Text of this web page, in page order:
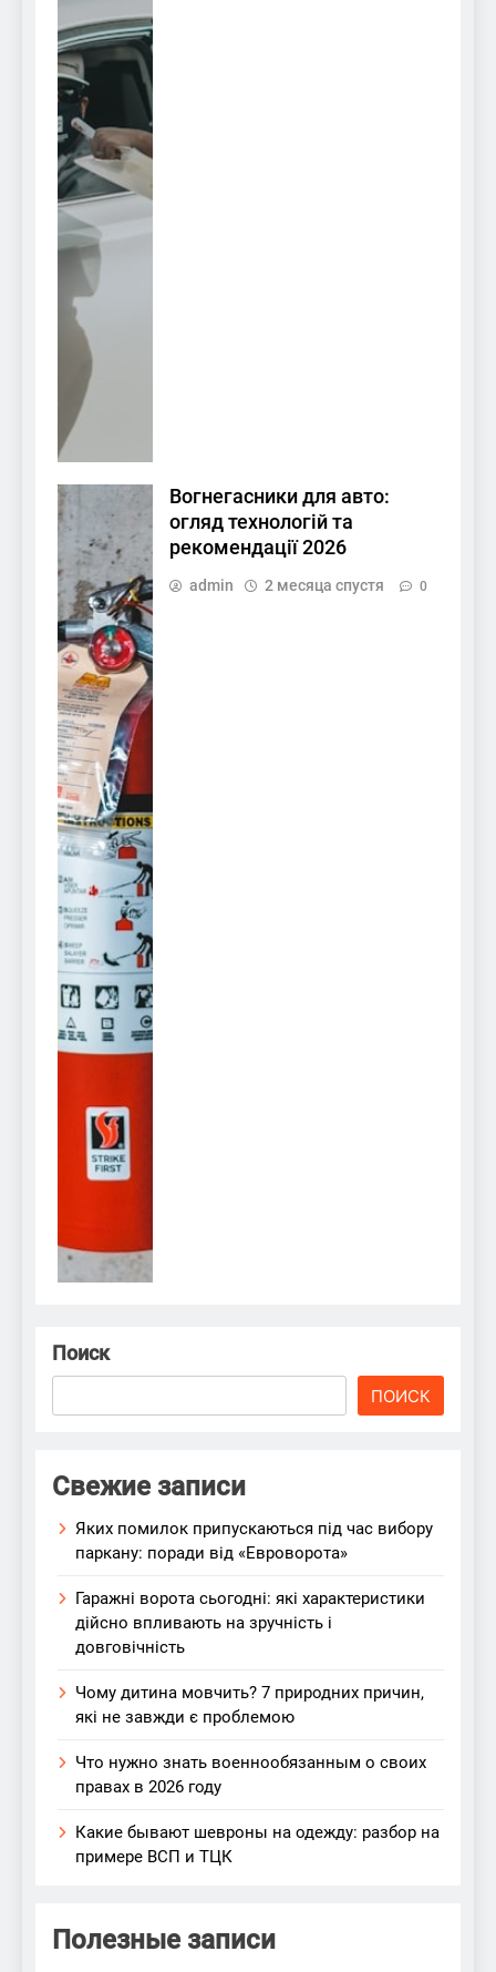
Вогнегасники для авто:
огляд технологій та
рекомендації 2026
admin 2 месяца спустя 0
Поиск
ПОИСК
Свежие записи
Яких помилок припускаються під час вибору
паркану: поради від «Евроворота»
Гаражні ворота сьогодні: які характеристики
дійсно впливають на зручність і
довговічність
Чому дитина мовчить? 7 природних причин,
які не завжди є проблемою
Что нужно знать военнообязанным о своих
правах в 2026 году
Какие бывают шевроны на одежду: разбор на
примере ВСП и ТЦК
Полезные записи